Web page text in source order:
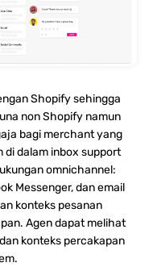
Shopify sehingga
non Shopify namun
bagi merchant yang
di dalam inbox support
omnichannel:
Messenger, dan email
konteks pesanan
Agen dapat melihat
konteks percakapan